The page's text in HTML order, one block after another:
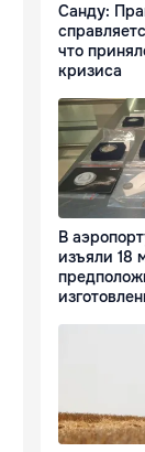
Санду:
что
кризиса
В
изъяли 18